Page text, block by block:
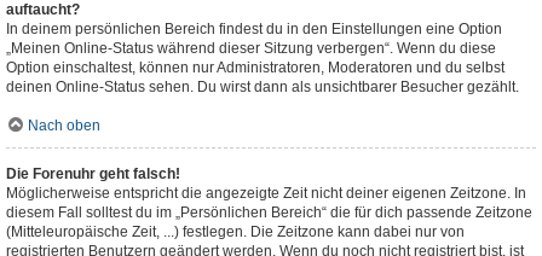
auftaucht?
In deinem persönlichen Bereich findest du in den Einstellungen eine Option
„Meinen Online-Status während dieser Sitzung verbergen“. Wenn du diese
Option einschaltest, können nur Administratoren, Moderatoren und du selbst
deinen Online-Status sehen. Du wirst dann als unsichtbarer Besucher gezählt.
Nach oben
Die Forenuhr geht falsch!
Möglicherweise entspricht die angezeigte Zeit nicht deiner eigenen Zeitzone. In
diesem Fall solltest du im „Persönlichen Bereich“ die für dich passende Zeitzone
(Mitteleuropäische Zeit, ...) festlegen. Die Zeitzone kann dabei nur von
registrierten Benutzern geändert werden. Wenn du noch nicht registriert bist, ist